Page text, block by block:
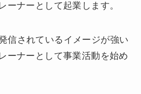
ーナーとして起業します。
信されているイメージが強い
ーナーとして事業活動を始め